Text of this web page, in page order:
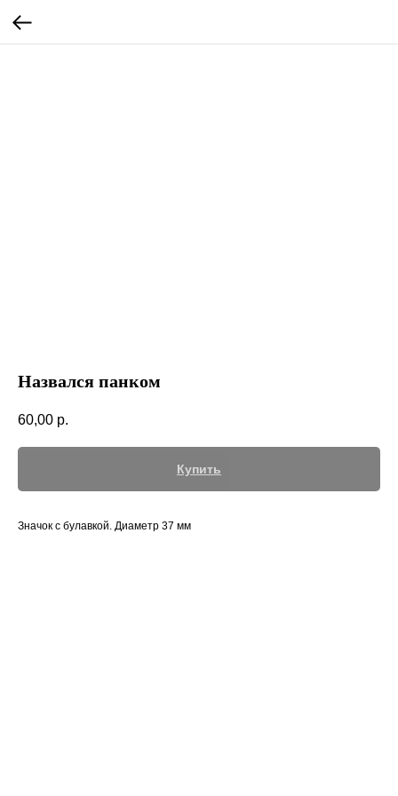
Назвался панком
60,00 р.
Купить
Значок с булавкой. Диаметр 37 мм